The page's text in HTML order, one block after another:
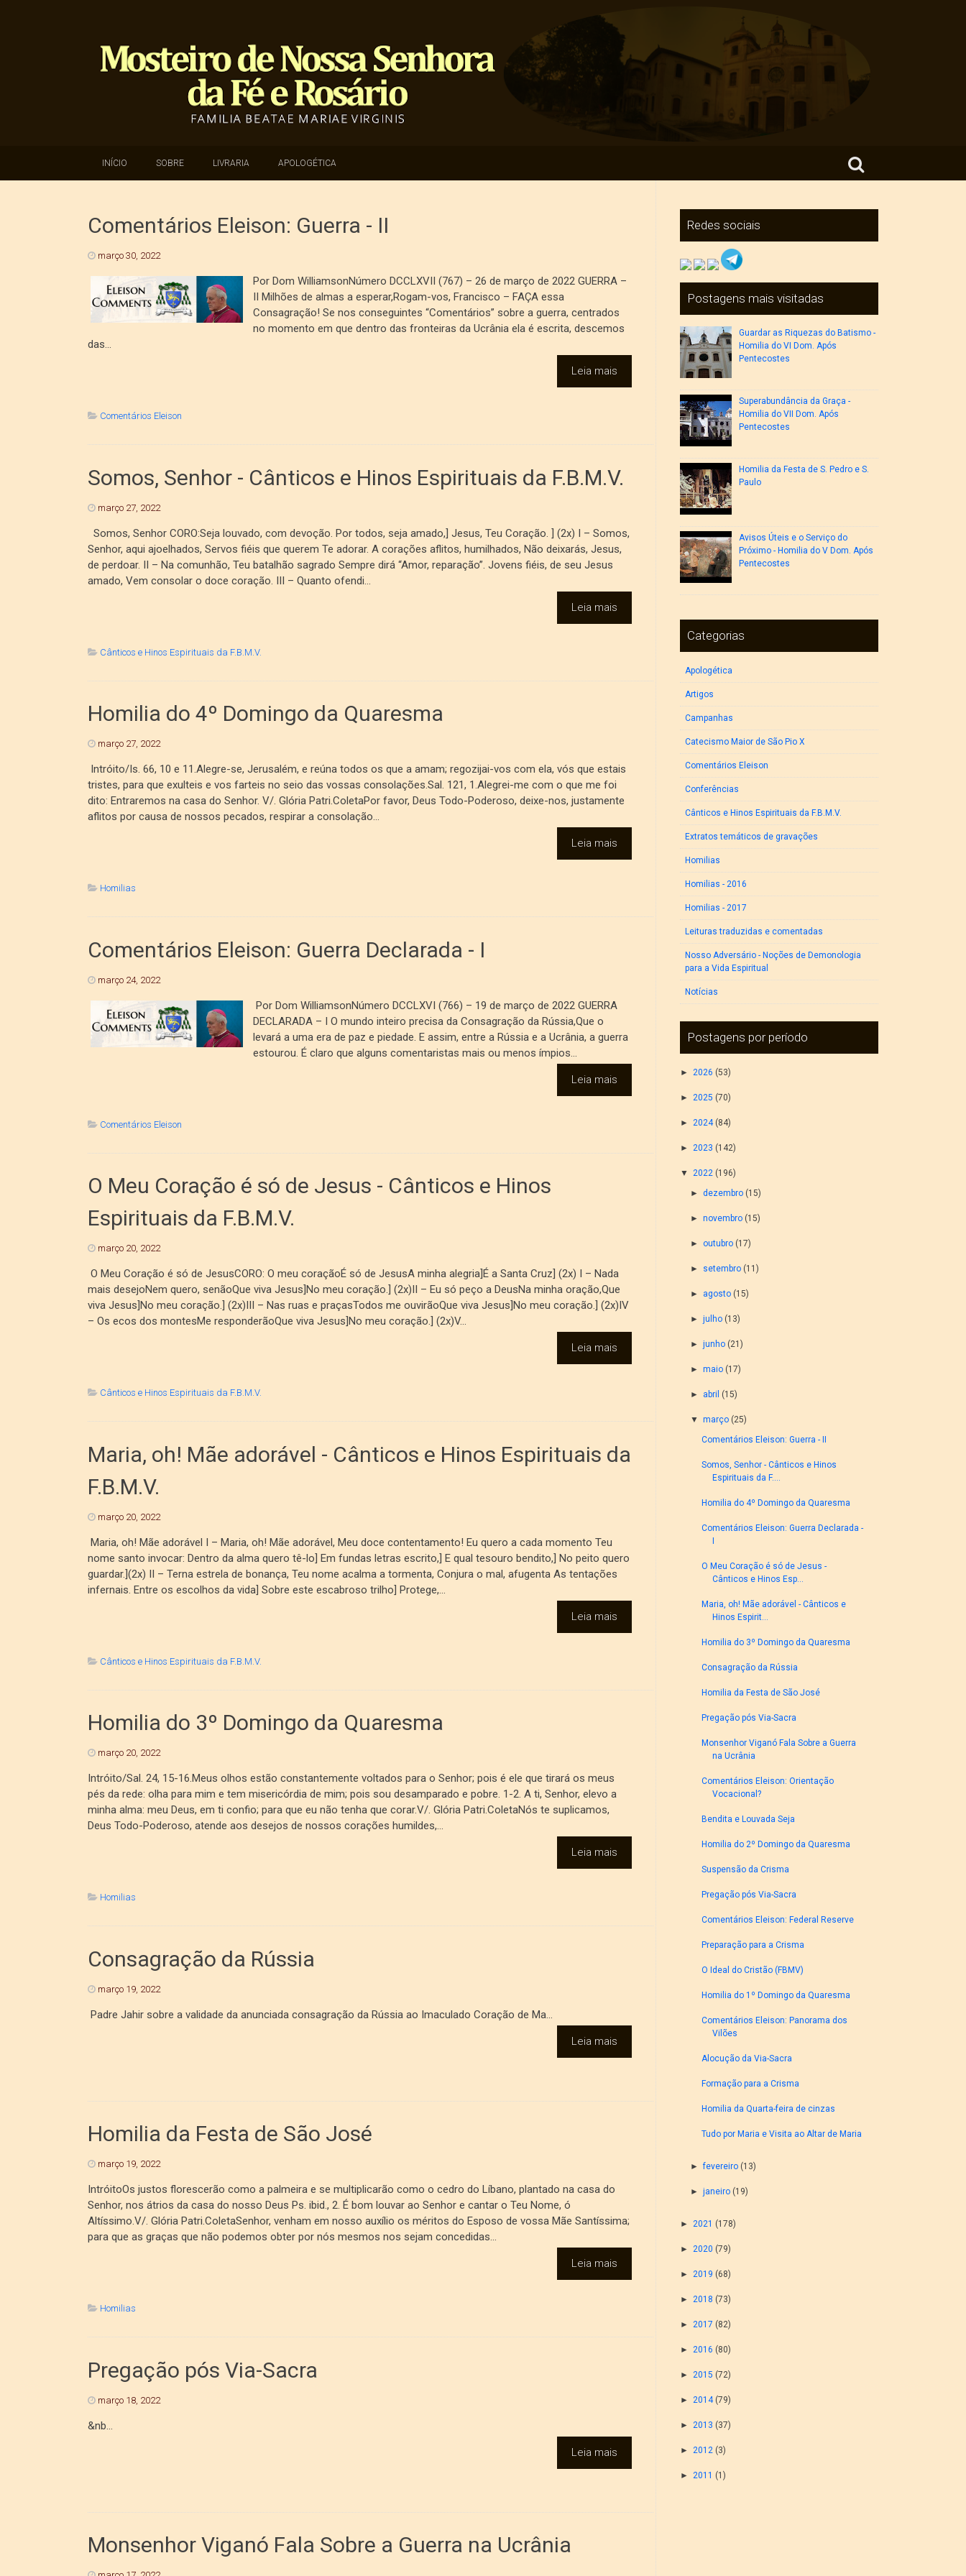
Search for:
SKIP TO CONTENT
INÍCIO SOBRE LIVRARIA APOLOGÉTICA
Comentários Eleison: Guerra - II
março 30, 2022
Por Dom WilliamsonNúmero DCCLXVII (767) – 26 de março de 2022 GUERRA –
II Milhões de almas a esperar,Rogam-vos, Francisco – FAÇA essa
Consagração! Se nos conseguintes “Comentários” sobre a guerra, centrados
no momento em que dentro das fronteiras da Ucrânia ela é escrita, descemos
das...
Leia mais
Comentários Eleison
Somos, Senhor - Cânticos e Hinos Espirituais da F.B.M.V.
março 27, 2022
Somos, Senhor CORO:Seja louvado, com devoção. Por todos, seja amado,] Jesus, Teu Coração. ] (2x) I – Somos,
Senhor, aqui ajoelhados, Servos fiéis que querem Te adorar. A corações aflitos, humilhados, Não deixarás, Jesus,
de perdoar. II – Na comunhão, Teu batalhão sagrado Sempre dirá “Amor, reparação”. Jovens fiéis, de seu Jesus
amado, Vem consolar o doce coração. III – Quanto ofendi...
Leia mais
Cânticos e Hinos Espirituais da F.B.M.V.
Homilia do 4º Domingo da Quaresma
março 27, 2022
Intróito/Is. 66, 10 e 11.Alegre-se, Jerusalém, e reúna todos os que a amam; regozijai-vos com ela, vós que estais
tristes, para que exulteis e vos farteis no seio das vossas consolações.Sal. 121, 1.Alegrei-me com o que me foi
dito: Entraremos na casa do Senhor. V/. Glória Patri.ColetaPor favor, Deus Todo-Poderoso, deixe-nos, justamente
aflitos por causa de nossos pecados, respirar a consolação...
Leia mais
Homilias
Comentários Eleison: Guerra Declarada - I
março 24, 2022
Por Dom WilliamsonNúmero DCCLXVI (766) – 19 de março de 2022 GUERRA
DECLARADA – I O mundo inteiro precisa da Consagração da Rússia,Que o
levará a uma era de paz e piedade. E assim, entre a Rússia e a Ucrânia, a guerra
estourou. É claro que alguns comentaristas mais ou menos ímpios...
Leia mais
Comentários Eleison
O Meu Coração é só de Jesus - Cânticos e Hinos
Espirituais da F.B.M.V.
março 20, 2022
O Meu Coração é só de JesusCORO: O meu coraçãoÉ só de JesusA minha alegria]É a Santa Cruz] (2x) I – Nada
mais desejoNem quero, senãoQue viva Jesus]No meu coração.] (2x)II – Eu só peço a DeusNa minha oração,Que
viva Jesus]No meu coração.] (2x)III – Nas ruas e praçasTodos me ouvirãoQue viva Jesus]No meu coração.] (2x)IV
– Os ecos dos montesMe responderãoQue viva Jesus]No meu coração.] (2x)V...
Leia mais
Cânticos e Hinos Espirituais da F.B.M.V.
Maria, oh! Mãe adorável - Cânticos e Hinos Espirituais da
F.B.M.V.
março 20, 2022
Maria, oh! Mãe adorável I – Maria, oh! Mãe adorável, Meu doce contentamento! Eu quero a cada momento Teu
nome santo invocar: Dentro da alma quero tê-lo] Em fundas letras escrito,] E qual tesouro bendito,] No peito quero
guardar.](2x) II – Terna estrela de bonança, Teu nome acalma a tormenta, Conjura o mal, afugenta As tentações
infernais. Entre os escolhos da vida] Sobre este escabroso trilho] Protege,...
Leia mais
Cânticos e Hinos Espirituais da F.B.M.V.
Homilia do 3º Domingo da Quaresma
março 20, 2022
Intróito/Sal. 24, 15-16.Meus olhos estão constantemente voltados para o Senhor; pois é ele que tirará os meus
pés da rede: olha para mim e tem misericórdia de mim; pois sou desamparado e pobre. 1-2. A ti, Senhor, elevo a
minha alma: meu Deus, em ti confio; para que eu não tenha que corar.V/. Glória Patri.ColetaNós te suplicamos,
Deus Todo-Poderoso, atende aos desejos de nossos corações humildes,...
Leia mais
Homilias
Consagração da Rússia
março 19, 2022
Padre Jahir sobre a validade da anunciada consagração da Rússia ao Imaculado Coração de Ma...
Leia mais
Homilia da Festa de São José
março 19, 2022
IntróitoOs justos florescerão como a palmeira e se multiplicarão como o cedro do Líbano, plantado na casa do
Senhor, nos átrios da casa do nosso Deus Ps. ibid., 2. É bom louvar ao Senhor e cantar o Teu Nome, ó
Altíssimo.V/. Glória Patri.ColetaSenhor, venham em nosso auxílio os méritos do Esposo de vossa Mãe Santíssima;
para que as graças que não podemos obter por nós mesmos nos sejam concedidas...
Leia mais
Homilias
Pregação pós Via-Sacra
março 18, 2022
&nb...
Leia mais
Monsenhor Viganó Fala Sobre a Guerra na Ucrânia
Redes sociais
Postagens mais visitadas
Guardar as Riquezas do Batismo -
Homilia do VI Dom. Após
Pentecostes
Superabundância da Graça -
Homilia do VII Dom. Após
Pentecostes
Homilia da Festa de S. Pedro e S.
Paulo
Avisos Úteis e o Serviço do
Próximo - Homilia do V Dom. Após
Pentecostes
Categorias
Apologética
Artigos
Campanhas
Catecismo Maior de São Pio X
Comentários Eleison
Conferências
Cânticos e Hinos Espirituais da F.B.M.V.
Extratos temáticos de gravações
Homilias
Homilias - 2016
Homilias - 2017
Leituras traduzidas e comentadas
Nosso Adversário - Noções de Demonologia
para a Vida Espiritual
Notícias
Postagens por período
► 2026 (53)
► 2025 (70)
► 2024 (84)
► 2023 (142)
▼ 2022 (196)
►dezembro (15)
►novembro (15)
►outubro (17)
► setembro (11)
► agosto (15)
►julho (13)
►junho (21)
►maio (17)
► abril (15)
▼ março (25)
Comentários Eleison: Guerra - II
Somos, Senhor - Cânticos e Hinos
Espirituais da F....
Homilia do 4º Domingo da Quaresma
Comentários Eleison: Guerra Declarada -
O Meu Coração é só de Jesus -
Cânticos e Hinos Esp...
Maria, oh! Mãe adorável - Cânticos e
Hinos Espirit...
Homilia do 3º Domingo da Quaresma
Consagração da Rússia
Homilia da Festa de São José
Pregação pós Via-Sacra
Monsenhor Viganó Fala Sobre a Guerra
na Ucrânia
Comentários Eleison: Orientação
Vocacional?
Bendita e Louvada Seja
Homilia do 2º Domingo da Quaresma
Suspensão da Crisma
Pregação pós Via-Sacra
Comentários Eleison: Federal Reserve
Preparação para a Crisma
O Ideal do Cristão (FBMV)
Homilia do 1º Domingo da Quaresma
Comentários Eleison: Panorama dos
Vilões
Alocução da Via-Sacra
Formação para a Crisma
Homilia da Quarta-feira de cinzas
Tudo por Maria e Visita ao Altar de Maria
►fevereiro (13)
►janeiro (19)
► 2021 (178)
► 2020 (79)
► 2019 (68)
► 2018 (73)
► 2017 (82)
► 2016 (80)
► 2015 (72)
► 2014 (79)
► 2013 (37)
► 2012 (3)
► 2011 (1)